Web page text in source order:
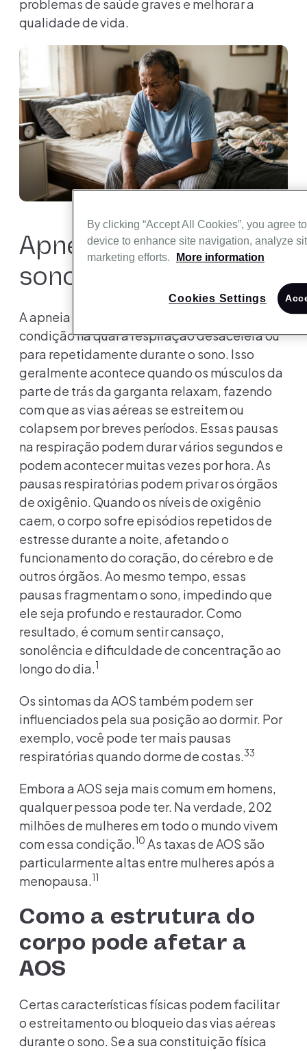
problemas de saúde graves e melhorar a
qualidade de vida.
Apneia obstrutiva do
sono (AOS)
A apneia obstrutiva do sono (AOS) é uma
condição na qual a respiração desacelera ou
para repetidamente durante o sono. Isso
geralmente acontece quando os músculos da
parte de trás da garganta relaxam, fazendo
com que as vias aéreas se estreitem ou
colapsem por breves períodos. Essas pausas
na respiração podem durar vários segundos e
podem acontecer muitas vezes por hora. As
pausas respiratórias podem privar os órgãos
de oxigênio. Quando os níveis de oxigênio
caem, o corpo sofre episódios repetidos de
estresse durante a noite, afetando o
funcionamento do coração, do cérebro e de
outros órgãos. Ao mesmo tempo, essas
pausas fragmentam o sono, impedindo que
ele seja profundo e restaurador. Como
resultado, é comum sentir cansaço,
sonolência e dificuldade de concentração ao
longo do dia.1
Os sintomas da AOS também podem ser
influenciados pela sua posição ao dormir. Por
exemplo, você pode ter mais pausas
respiratórias quando dorme de costas.33
Embora a AOS seja mais comum em homens,
qualquer pessoa pode ter. Na verdade, 202
milhões de mulheres em todo o mundo vivem
com essa condição.10 As taxas de AOS são
particularmente altas entre mulheres após a
menopausa.11
Como a estrutura do
corpo pode afetar a
AOS
Certas características físicas podem facilitar
o estreitamento ou bloqueio das vias aéreas
durante o sono. Se a sua constituição física
By clicking “Accept All Cookies”, you agree
device to enhance site navigation, analyze
marketing efforts.
More information
Cookies Settings